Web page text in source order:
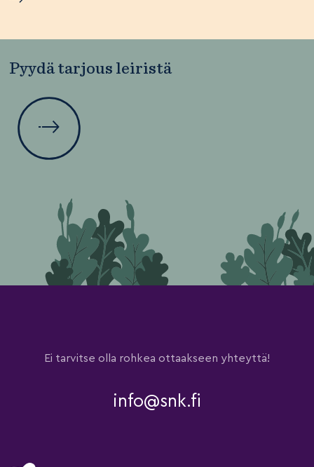
Pyydä tarjous leiristä
Ei tarvitse olla rohkea ottaakseen yhteyttä!
info@snk.fi